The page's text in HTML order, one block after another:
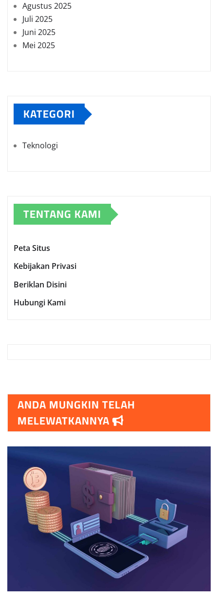
Agustus 2025
Juli 2025
Juni 2025
Mei 2025
KATEGORI
Teknologi
TENTANG KAMI
Peta Situs
Kebijakan Privasi
Beriklan Disini
Hubungi Kami
ANDA MUNGKIN TELAH
MELEWATKANNYA